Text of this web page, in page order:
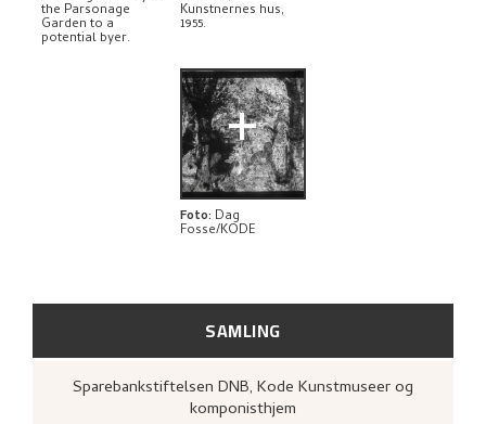
SAMLING
Sparebankstiftelsen DNB, Kode Kunstmuseer og
komponisthjem
the Parsonage
Garden to a
potential byer.
Kunstnernes hus,
1955.
+
Foto: Dag
Fosse/KODE